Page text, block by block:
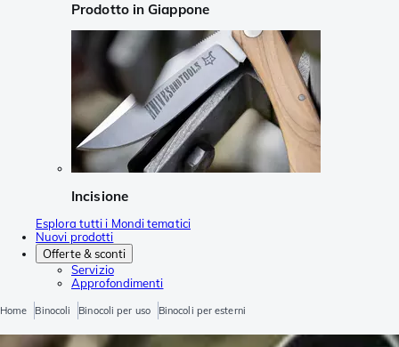
Prodotto in Giappone
Incisione
Esplora tutti i Mondi tematici
Nuovi prodotti
Offerte & sconti
Servizio
Approfondimenti
Home Binocoli Binocoli per uso Binocoli per esterni